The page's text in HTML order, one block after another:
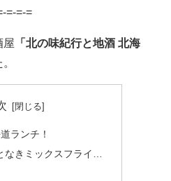
=-=-=
屋 「北の味紀行と地酒 北海
ランチ！
なきミックスフライ…